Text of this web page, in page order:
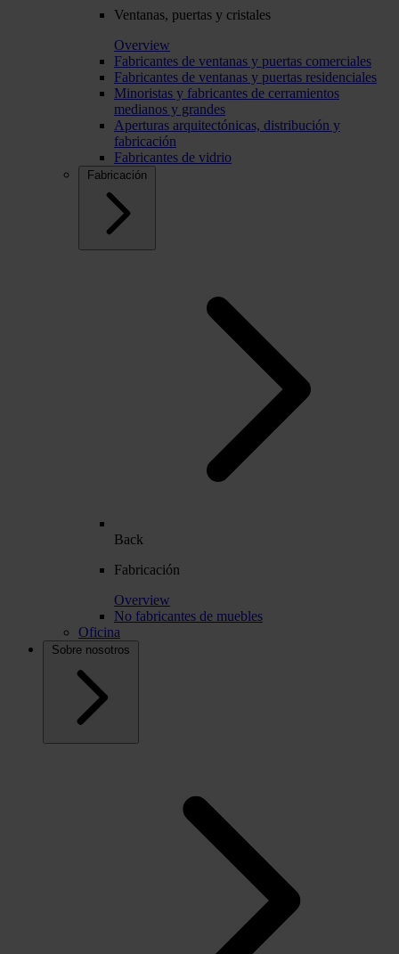
Ventanas, puertas y cristales
Overview
Fabricantes de ventanas y puertas comerciales
Fabricantes de ventanas y puertas residenciales
Minoristas y fabricantes de cerramientos
medianos y grandes
Aperturas arquitectónicas, distribución y
fabricación
Fabricantes de vidrio
Fabricación
Back
Fabricación
Overview
No fabricantes de muebles
Oficina
Sobre nosotros